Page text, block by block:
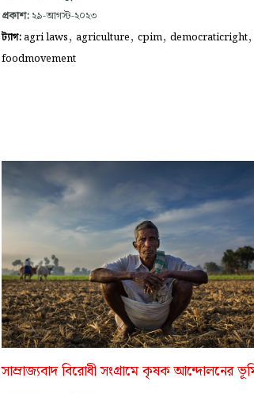
প্রকাশ: ২৯-আগস্ট-২০২৩
ট্যাগ:agri laws, agriculture, cpim, democraticright,
foodmovement
সাম্রাজ্যবাদ বিরোধী সংগ্রামে কৃষক আন্দোলনের